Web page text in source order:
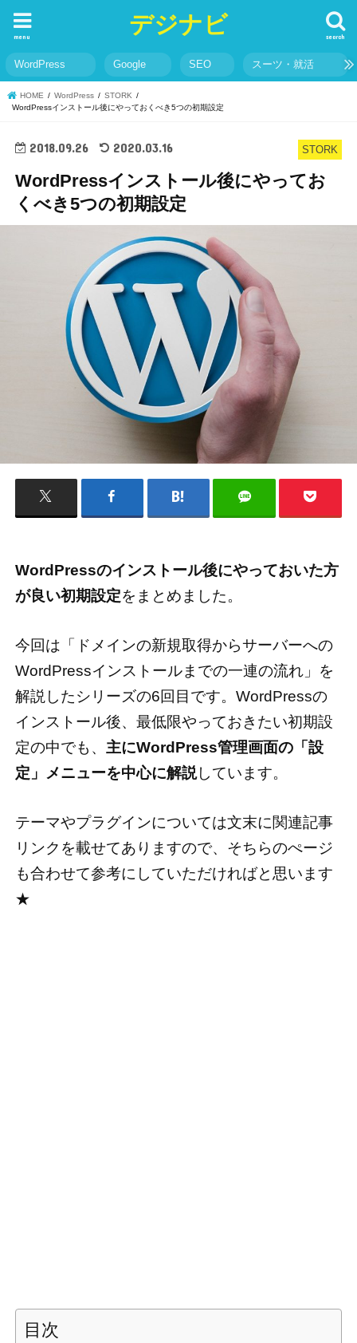
デジナビ search
menu
WordPress Google SEO スーツ・就活
HOME WordPress
STORK
WordPressインストール後にやっておくべき5つの初期設定
STORK
2018.09.26 2020.03.16
WordPressインストール後にやってお
くべき5つの初期設定
WordPressのインストール後にやっておいた方
が良い初期設定をまとめました。
今回は「ドメインの新規取得からサーバーへの
WordPressインストールまでの一連の流れ」を
解説したシリーズの6回目です。WordPressの
インストール後、最低限やっておきたい初期設
定の中でも、 主にWordPress管理画面の「設
定」メニューを中心に解説しています。
テーマやプラグインについては文末に関連記事
リンクを載せてありますので、そちらのぺージ
も合わせて参考にしていただければと思います
★
目次